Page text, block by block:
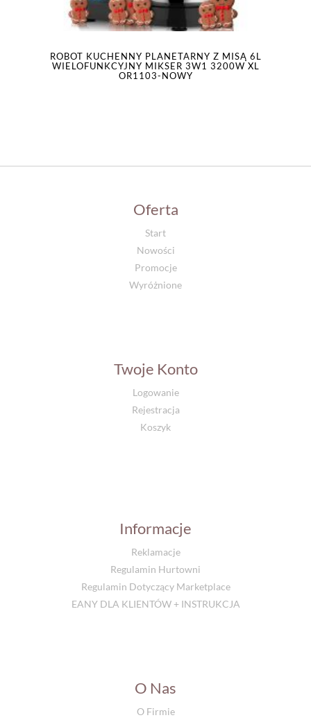
ROBOT KUCHENNY PLANETARNY Z MISĄ 6L
WIELOFUNKCYJNY MIKSER 3W1 3200W XL
OR1103-NOWY
Oferta
Start
Nowości
Promocje
Wyróżnione
Twoje Konto
Logowanie
Rejestracja
Koszyk
Informacje
Reklamacje
Regulamin Hurtowni
Regulamin Dotyczący Marketplace
EANY DLA KLIENTÓW + INSTRUKCJA
O Nas
O Firmie